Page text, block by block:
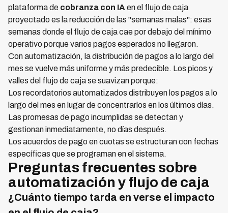
plataforma de cobranza con IA en el flujo de caja
proyectado es la reducción de las "semanas malas": esas
semanas donde el flujo de caja cae por debajo del mínimo
operativo porque varios pagos esperados no llegaron.
Con automatización, la distribución de pagos a lo largo del
mes se vuelve más uniforme y más predecible. Los picos y
valles del flujo de caja se suavizan porque:
Los recordatorios automatizados distribuyen los pagos a lo
largo del mes en lugar de concentrarlos en los últimos días.
Las promesas de pago incumplidas se detectan y
gestionan inmediatamente, no días después.
Los acuerdos de pago en cuotas se estructuran con fechas
específicas que se programan en el sistema.
Preguntas frecuentes sobre
automatización y flujo de caja
¿Cuánto tiempo tarda en verse el impacto